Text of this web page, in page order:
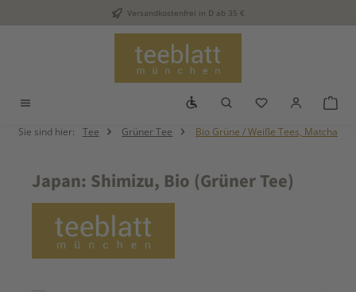
Zum Hauptinhalt springenVersandkostenfrei in D ab 35 €
Werkzeugleiste anzeigen
Du hast 0
Sie sind hier: Tee Grüner Tee Bio Grüne / Weiße Tees, Matcha
Japan: Shimizu, Bio (Grüner Tee)